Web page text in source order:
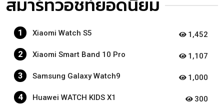
1 Xiaomi Watch S5 1,452
2 Xiaomi Smart Band 10 Pro 1,107
3 Samsung Galaxy Watch9 1,000
4 Huawei WATCH KIDS X1 300